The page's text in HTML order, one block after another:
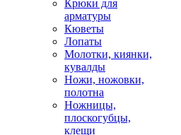
Крюки для
арматуры
Кюветы
Лопаты
Молотки, киянки,
кувалды
Ножи, ножовки,
полотна
Ножницы,
плоскогубцы,
клещи